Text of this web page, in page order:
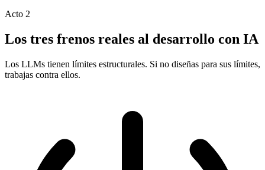
Acto 2
Los tres frenos reales al desarrollo con IA
Los LLMs tienen límites estructurales. Si no diseñas para sus límites,
trabajas contra ellos.